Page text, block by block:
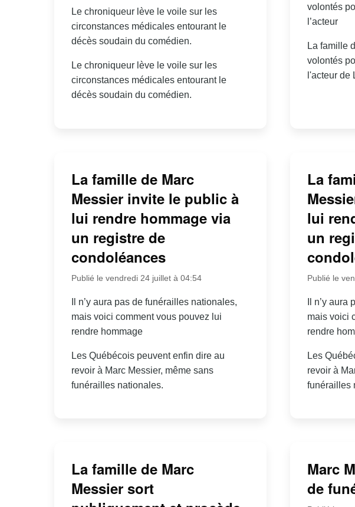
Le chroniqueur lève le voile sur les
circonstances médicales entourant le
décès soudain du comédien.
Le chroniqueur lève le voile sur les
circonstances médicales entourant le
décès soudain du comédien.
volontés
l’acteur
La famille
volontés
l'acteur de
La famille de Marc
Messier invite le public à
lui rendre hommage via
un registre de
condoléances
Publié le vendredi 24 juillet à 04:54
Il n’y aura pas de funérailles nationales,
mais voici comment vous pouvez lui
rendre hommage
Les Québécois peuvent enfin dire au
revoir à Marc Messier, même sans
funérailles nationales.
La
lui
un
Publié le
Il n’y
mais voici
rendre
Les
revoir à
funérailles
La famille de Marc
Messier sort
Marc
de